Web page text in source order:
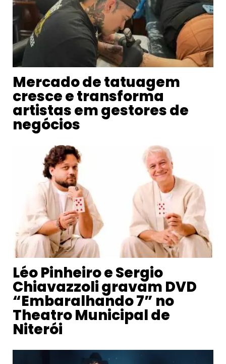
Mercado de tatuagem
cresce e transforma
artistas em gestores de
negócios
Léo Pinheiro e Sergio
Chiavazzoli gravam DVD
“Embaralhando 7” no
Theatro Municipal de
Niterói